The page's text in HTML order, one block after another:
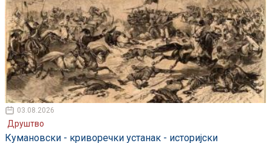
03.08.2026
Друштво
Кумановски - криворечки устанак - историјски